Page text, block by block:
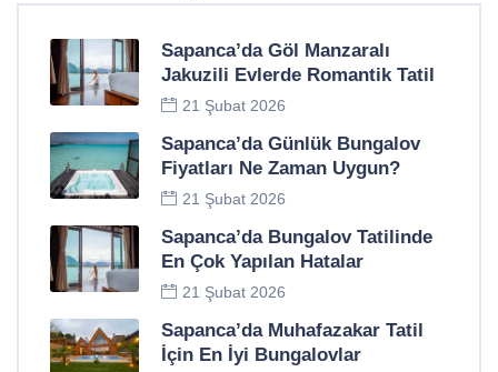
Sapanca’da Göl Manzaralı
Jakuzili Evlerde Romantik Tatil
21 Şubat 2026
Sapanca’da Günlük Bungalov
Fiyatları Ne Zaman Uygun?
21 Şubat 2026
Sapanca’da Bungalov Tatilinde
En Çok Yapılan Hatalar
21 Şubat 2026
Sapanca’da Muhafazakar Tatil
İçin En İyi Bungalovlar